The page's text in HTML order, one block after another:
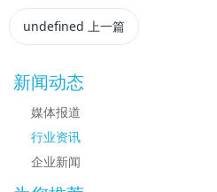
undefined 上一篇
新闻动态
媒体报道
行业资讯
企业新闻